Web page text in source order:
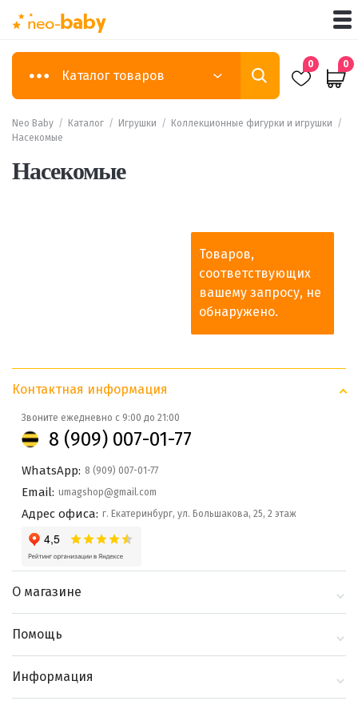
Каталог товаров
0 0
Neo Baby / Каталог / Игрушки / Коллекционные фигурки и игрушки /
Насекомые
Насекомые
Товаров,
соответствующих
вашему запросу, не
обнаружено.
Контактная информация
Звоните ежедневно с 9:00 до 21:00
8 (909) 007-01-77
WhatsApp: 8 (909) 007-01-77
Email: umagshop@gmail.com
Адрес офиса: г. Екатеринбург, ул. Большакова, 25, 2 этаж
О магазине
Блог
Помощь
Информация